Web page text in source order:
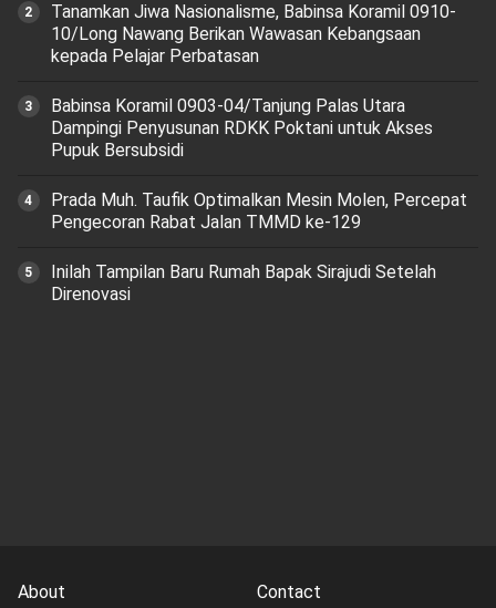
Tanamkan Jiwa Nasionalisme, Babinsa Koramil 0910-
10/Long Nawang Berikan Wawasan Kebangsaan
kepada Pelajar Perbatasan
‎Babinsa Koramil 0903-04/Tanjung Palas Utara
Dampingi Penyusunan RDKK Poktani untuk Akses
Pupuk Bersubsidi
Prada Muh. Taufik Optimalkan Mesin Molen, Percepat
Pengecoran Rabat Jalan TMMD ke-129
Inilah Tampilan Baru Rumah Bapak Sirajudi Setelah
Direnovasi
About Contact